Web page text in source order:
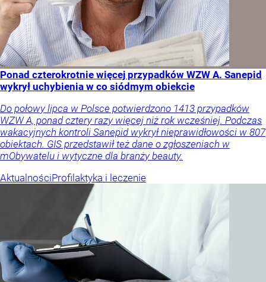
Ponad czterokrotnie więcej przypadków WZW A. Sanepid
wykrył uchybienia w co siódmym obiekcie
Do połowy lipca w Polsce potwierdzono 1413 przypadków
WZW A, ponad cztery razy więcej niż rok wcześniej. Podczas
wakacyjnych kontroli Sanepid wykrył nieprawidłowości w 807
obiektach. GIS przedstawił też dane o zgłoszeniach w
mObywatelu i wytyczne dla branży beauty.
AktualnościProfilaktyka i leczenie